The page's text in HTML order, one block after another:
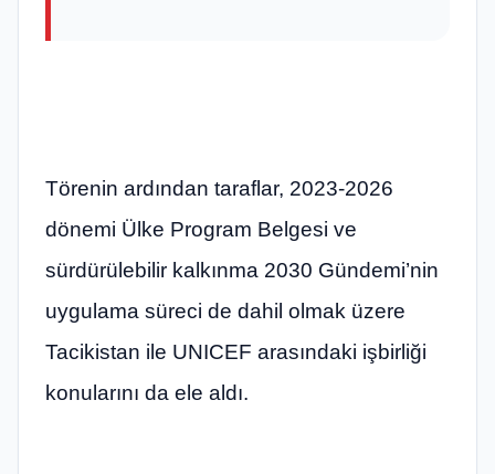
Törenin ardından taraflar, 2023-2026
dönemi Ülke Program Belgesi ve
sürdürülebilir kalkınma 2030 Gündemi’nin
uygulama süreci de dahil olmak üzere
Tacikistan ile UNICEF arasındaki işbirliği
konularını da ele aldı.